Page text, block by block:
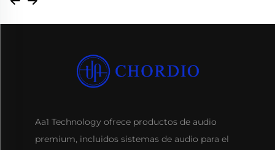
Aa1 Technology ofrece productos de audio
premium, incluidos sistemas de audio para el